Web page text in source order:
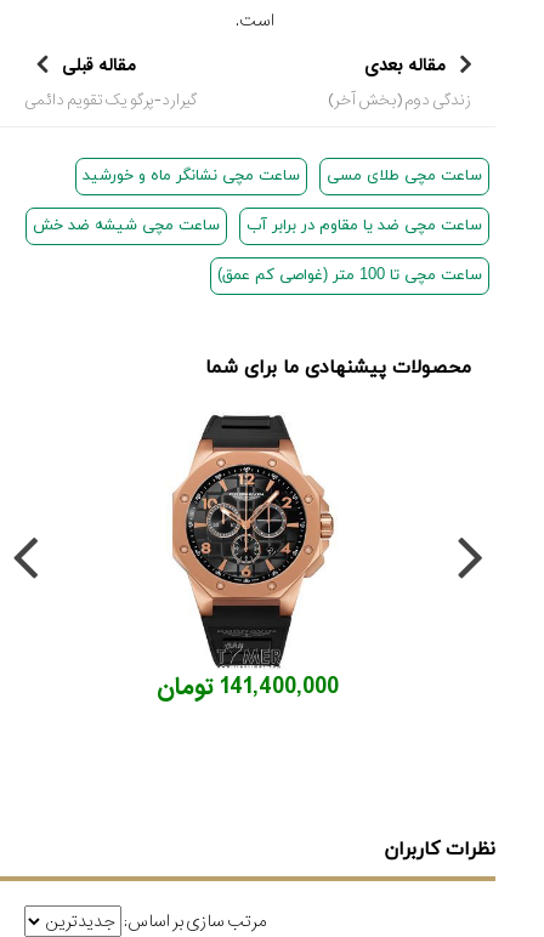
است.
مقاله بعدی
زندگی دوم (بخش آخر)
مقاله قبلی
گیرارد-پرگو یک تقویم دائمی
ساعت مچی طلای مسی ساعت مچی نشانگر ماه و خورشید
ساعت مچی ضد یا مقاوم در برابر آب ساعت مچی شیشه ضد خش
ساعت مچی تا 100 متر (غواصی کم عمق)
محصولات پیشنهادی ما برای شما
141,400,000 تومان
نظرات کاربران
مرتب سازی بر اساس: